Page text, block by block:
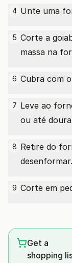
4 Unte uma
5 Corte a
massa na
6 Cubra com
7 Leve ao
ou até
8 Retire do
desenformar.
9 Corte em
Get a
shopping